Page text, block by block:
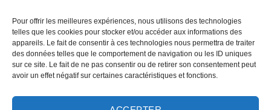
Pour offrir les meilleures expériences, nous utilisons des technologies
telles que les cookies pour stocker et/ou accéder aux informations des
appareils. Le fait de consentir à ces technologies nous permettra de traiter
des données telles que le comportement de navigation ou les ID uniques
sur ce site. Le fait de ne pas consentir ou de retirer son consentement peut
avoir un effet négatif sur certaines caractéristiques et fonctions.